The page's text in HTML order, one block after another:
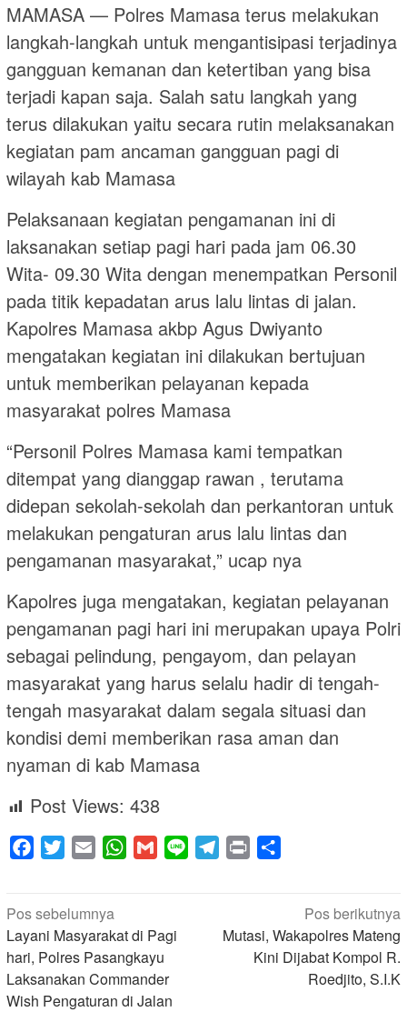
MAMASA — Polres Mamasa terus melakukan
langkah-langkah untuk mengantisipasi terjadinya
gangguan kemanan dan ketertiban yang bisa
terjadi kapan saja. Salah satu langkah yang
terus dilakukan yaitu secara rutin melaksanakan
kegiatan pam ancaman gangguan pagi di
wilayah kab Mamasa
Pelaksanaan kegiatan pengamanan ini di
laksanakan setiap pagi hari pada jam 06.30
Wita- 09.30 Wita dengan menempatkan Personil
pada titik kepadatan arus lalu lintas di jalan.
Kapolres Mamasa akbp Agus Dwiyanto
mengatakan kegiatan ini dilakukan bertujuan
untuk memberikan pelayanan kepada
masyarakat polres Mamasa
“Personil Polres Mamasa kami tempatkan
ditempat yang dianggap rawan , terutama
didepan sekolah-sekolah dan perkantoran untuk
melakukan pengaturan arus lalu lintas dan
pengamanan masyarakat,” ucap nya
Kapolres juga mengatakan, kegiatan pelayanan
pengamanan pagi hari ini merupakan upaya Polri
sebagai pelindung, pengayom, dan pelayan
masyarakat yang harus selalu hadir di tengah-
tengah masyarakat dalam segala situasi dan
kondisi demi memberikan rasa aman dan
nyaman di kab Mamasa
Post Views: 438
Facebook
Twitter Email WhatsApp
Gmail Line Telegram
Print
Navigasi
pos
Pos sebelumnya
Layani Masyarakat di Pagi
hari, Polres Pasangkayu
Laksanakan Commander
Wish Pengaturan di Jalan
Pos berikutnya
Mutasi, Wakapolres Mateng
Kini Dijabat Kompol R.
Roedjito, S.I.K